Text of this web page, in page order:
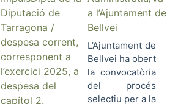
Diputació de
Tarragona /
despesa corrent,
corresponent a
l’exercici 2025, a
despesa del
capítol 2.
a l’Ajuntament de
Bellvei
L’Ajuntament de
Bellvei ha obert
la convocatòria
del procés
selectiu per a la